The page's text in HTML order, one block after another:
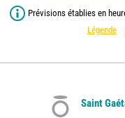
Prévisions établies en
Légende
Saint